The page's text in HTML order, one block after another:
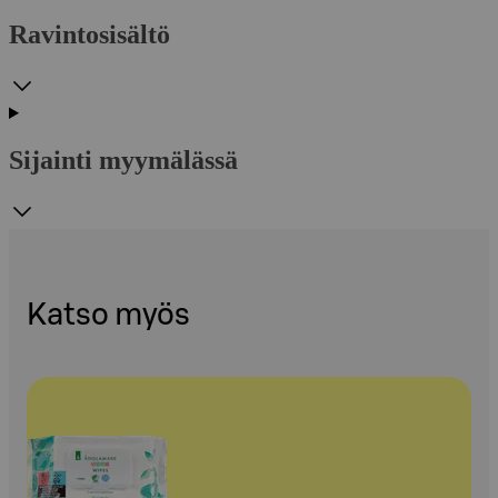
Ravintosisältö
Sijainti myymälässä
Katso myös